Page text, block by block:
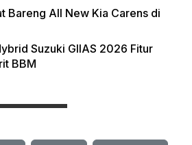
Bareng All New Kia Carens di
Suzuki GIIAS 2026 Fitur
BBM